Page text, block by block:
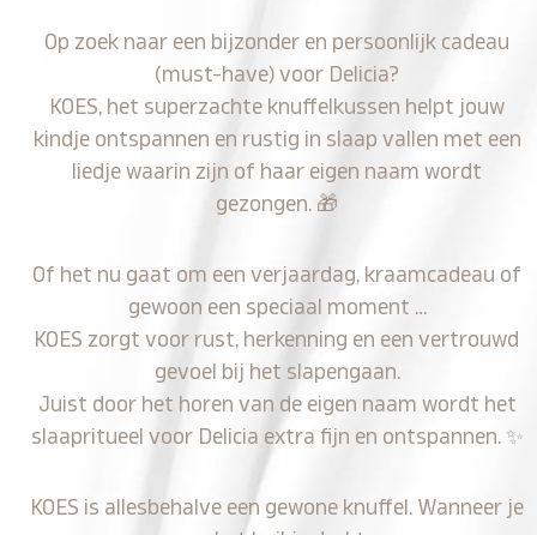
Op zoek naar een bijzonder en persoonlijk cadeau
(must-have) voor Delicia?
KOES, het superzachte knuffelkussen helpt jouw
kindje ontspannen en rustig in slaap vallen met een
liedje waarin zijn of haar eigen naam wordt
gezongen. 🎁
Of het nu gaat om een verjaardag, kraamcadeau of
gewoon een speciaal moment …
KOES zorgt voor rust, herkenning en een vertrouwd
gevoel bij het slapengaan.
Juist door het horen van de eigen naam wordt het
slaapritueel voor Delicia extra fijn en ontspannen. ✨
KOES is allesbehalve een gewone knuffel. Wanneer je